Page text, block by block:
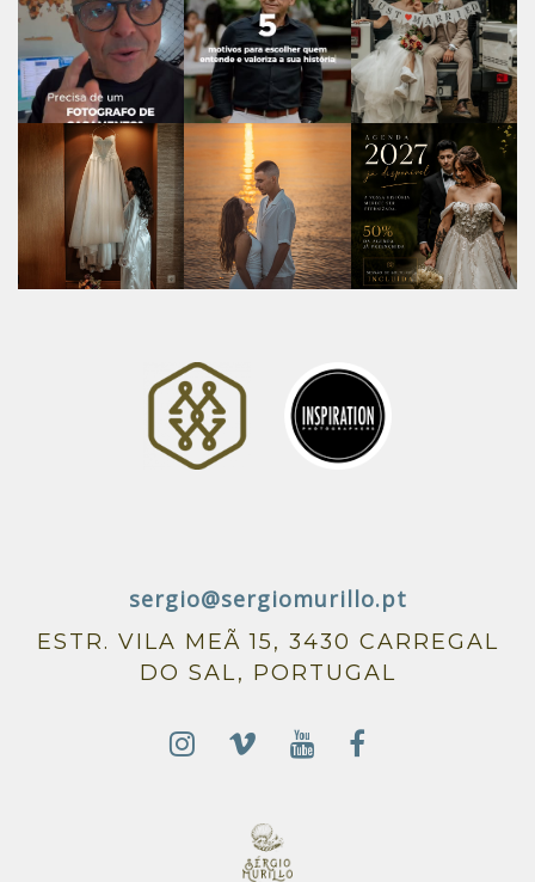
sergio@sergiomurillo.pt
ESTR. VILA MEÃ 15, 3430 CARREGAL
DO SAL, PORTUGAL